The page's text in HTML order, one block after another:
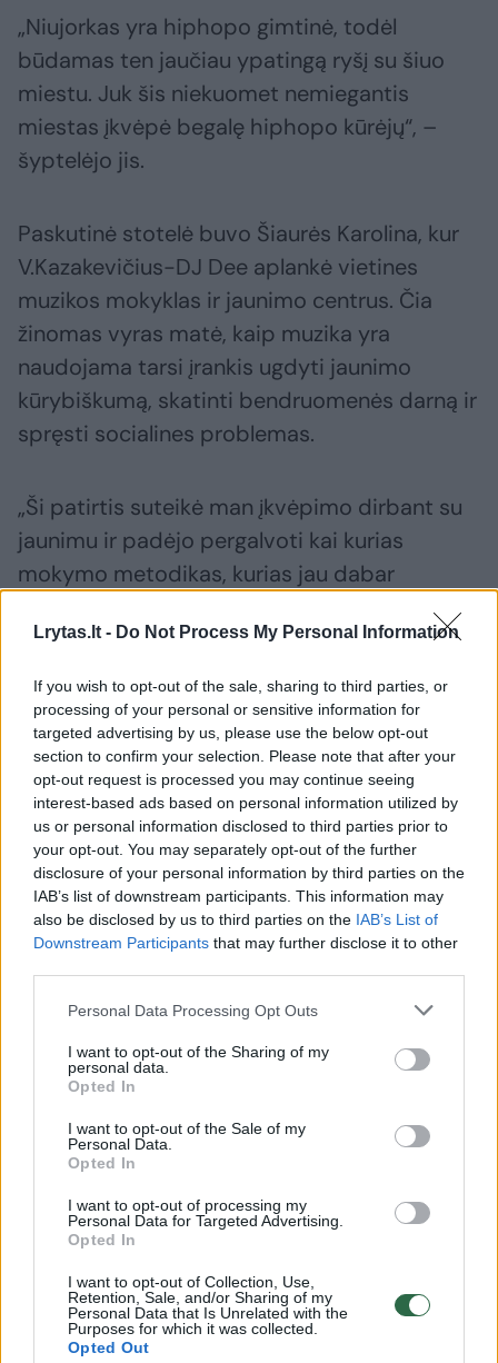
Lrytas.lt - Do Not Process My Personal Information
If you wish to opt-out of the sale, sharing to third parties, or
processing of your personal or sensitive information for
targeted advertising by us, please use the below opt-out
section to confirm your selection. Please note that after your
opt-out request is processed you may continue seeing
interest-based ads based on personal information utilized by
us or personal information disclosed to third parties prior to
your opt-out. You may separately opt-out of the further
disclosure of your personal information by third parties on the
IAB’s list of downstream participants. This information may
also be disclosed by us to third parties on the IAB’s List of
Downstream Participants that may further disclose it to other
Personal Data Processing Opt Outs
I want to opt-out of the Sharing of my
personal data.
Opted In
I want to opt-out of the Sale of my
Personal Data.
Opted In
I want to opt-out of processing my
Personal Data for Targeted Advertising.
Opted In
I want to opt-out of Collection, Use,
Retention, Sale, and/or Sharing of my
Personal Data that Is Unrelated with the
Purposes for which it was collected.
Opted Out
„Niujorkas yra hiphopo gimtinė, todėl
būdamas ten jaučiau ypatingą ryšį su šiuo
miestu. Juk šis niekuomet nemiegantis
miestas įkvėpė begalę hiphopo kūrėjų“, –
šyptelėjo jis.
Paskutinė stotelė buvo Šiaurės Karolina, kur
V.Kazakevičius-DJ Dee aplankė vietines
muzikos mokyklas ir jaunimo centrus. Čia
žinomas vyras matė, kaip muzika yra
naudojama tarsi įrankis ugdyti jaunimo
kūrybiškumą, skatinti bendruomenės darną ir
spręsti socialines problemas.
„Ši patirtis suteikė man įkvėpimo dirbant su
jaunimu ir padėjo pergalvoti kai kurias
mokymo metodikas, kurias jau dabar
stengiuosi pritaikyti dirbdamas su mokiniais
„DJ Akademijoje“, – pasakojo jis.
V. Kazakevičius-DJ Dee kelionės metu ne tik
gilino savo žinias, bet ir reprezentavo
Lietuvos hiphopo bei didžėjų kultūrą. Jis
turėjo progą susipažinti su įvairiais
muzikiniais projektais, vietos kūrėjais ir
suprasti pasaulines muzikos industrijos
tendencijas.
programoje ne tik praplėtė jo muzikinį akiratį,
bet ir sustiprino ryšius su tarptautiniais
partneriais, atverdamas galimybes Lietuvos
muzikos scenai įsitvirtinti globalioje arenoje.
Muzika susidomėjo dar vaikystėje
domėtis nuo 7-erių. Būdamas pirmoje klasėje
jis pradėjo kolekcionuoti muzikos įrašus.